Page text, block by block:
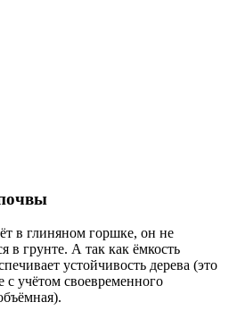
в глиняном горшке, он не
в грунте. А так как ёмкость
устойчивость дерева (это
с учётом своевременного